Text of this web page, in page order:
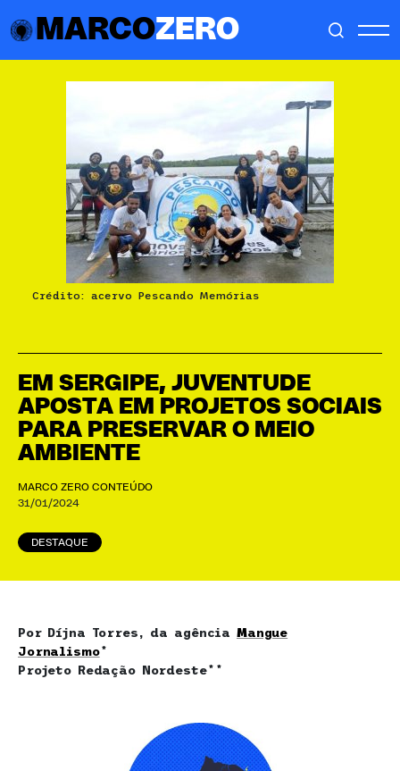
MARCOZERO
EM SERGIPE, JUVENTUDE
APOSTA EM PROJETOS SOCIAIS
PARA PRESERVAR O MEIO
AMBIENTE
MARCO ZERO CONTEÚDO
31/01/2024
DESTAQUE
Crédito: acervo Pescando Memórias
Por Díjna Torres, da agência Mangue
Jornalismo*
Projeto Redação Nordeste**